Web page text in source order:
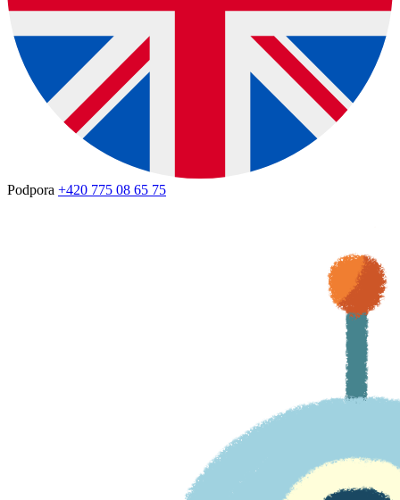
Podpora +420 775 08 65 75